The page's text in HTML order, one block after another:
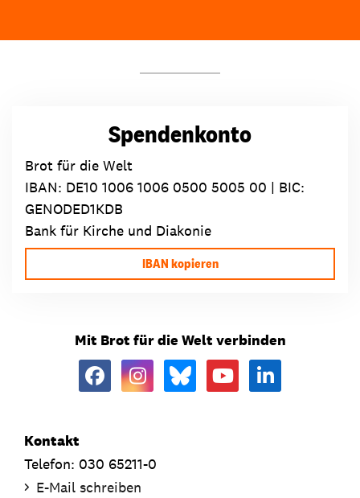
Spendenkonto
Brot für die Welt
IBAN: DE10 1006 1006 0500 5005 00 | BIC:
GENODED1KDB
Bank für Kirche und Diakonie
IBAN kopieren
Mit Brot für die Welt verbinden
Kontakt
Telefon: 030 65211-0
E-Mail schreiben